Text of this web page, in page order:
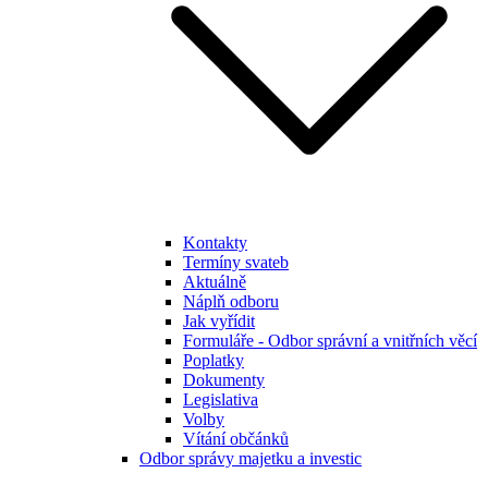
Kontakty
Termíny svateb
Aktuálně
Náplň odboru
Jak vyřídit
Formuláře - Odbor správní a vnitřních věcí
Poplatky
Dokumenty
Legislativa
Volby
Vítání občánků
Odbor správy majetku a investic